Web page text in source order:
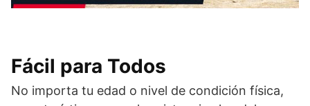
Fácil para Todos
No importa tu edad o nivel de condición física,